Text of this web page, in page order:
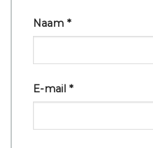
Naam *
E-mail *